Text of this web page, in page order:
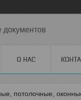
документов
О НАС
потолочные,